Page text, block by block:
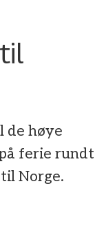
de høye
ferie rundt
Norge.